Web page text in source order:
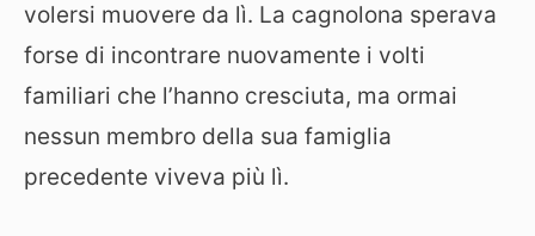
volersi muovere da lì. La cagnolona sperava
forse di incontrare nuovamente i volti
familiari che l’hanno cresciuta, ma ormai
nessun membro della sua famiglia
precedente viveva più lì.